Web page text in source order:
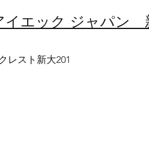
エック ジャパン
レスト新大201